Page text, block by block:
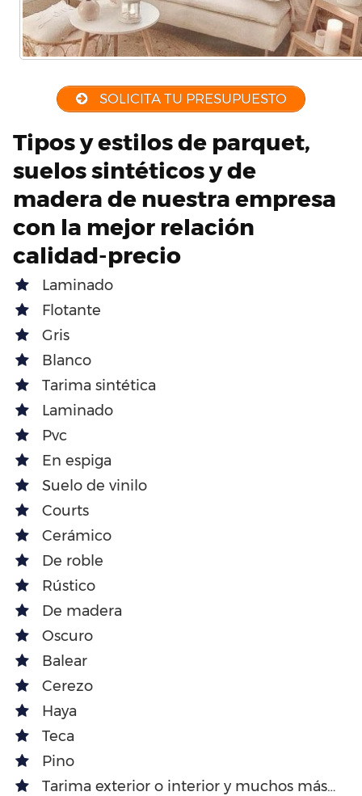
SOLICITA TU PRESUPUESTO
Tipos y estilos de parquet,
suelos sintéticos y de
madera de nuestra empresa
con la mejor relación
calidad-precio
Laminado
Flotante
Gris
Blanco
Tarima sintética
Laminado
Pvc
En espiga
Suelo de vinilo
Courts
Cerámico
De roble
Rústico
De madera
Oscuro
Balear
Cerezo
Haya
Teca
Pino
Tarima exterior o interior y muchos más…